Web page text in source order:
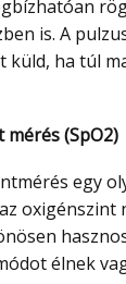
is. A
küld, ha túl
mérés (SpO2)
oxigénszint
élnek